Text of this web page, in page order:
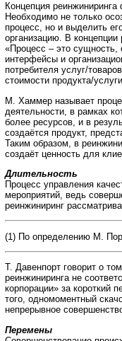
Концепция
Необходимо не только
процесс, но и выделить
организацию. В концепции
«Процесс – это сущность,
интерфейсы и
потребителя услуг/
стоимости продукта/
М. Хаммер называет
деятельности, в рамках
более ресурсов, и в
создаётся продукт,
Таким образом, в
создаёт ценность для
Длительность
Процесс управления
мероприятий, ведь
реинжиниринг
(1) По определению М.
Т. Давенпорт говорит о
реинжиниринга не
корпорации» за короткий
того, одномоментный
непрерывное
Перемены